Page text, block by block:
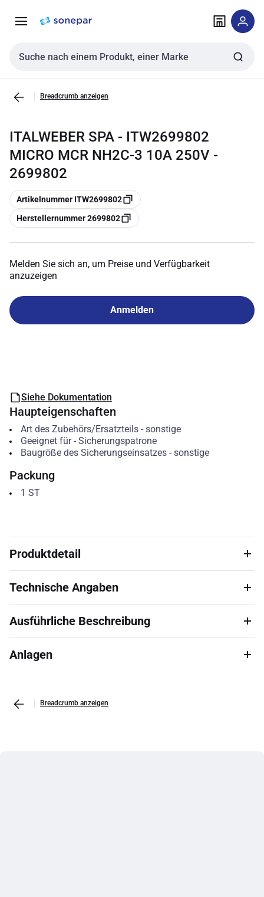
NavigationInhalt
Sucheingabe
Breadcrumb anzeigen
ITALWEBER SPA - ITW2699802
MICRO MCR NH2C-3 10A 250V -
2699802
Kopieren
Artikelnummer ITW2699802
Kopieren
Herstellernummer 2699802
Melden Sie sich an, um Preise und Verfügbarkeit
anzuzeigen
Anmelden
Siehe Dokumentation
Haupteigenschaften
Art des Zubehörs/Ersatzteils- sonstige
Geeignet für- Sicherungspatrone
Baugröße des Sicherungseinsatzes- sonstige
Packung
1 ST
Produktdetail
Technische Angaben
Ausführliche Beschreibung
Anlagen
Breadcrumb anzeigen